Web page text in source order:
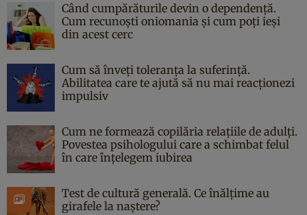
Când cumpărăturile devin o dependență.
Cum recunoști oniomania și cum poți ieși
din acest cerc
Cum să înveți toleranța la suferință.
Abilitatea care te ajută să nu mai reacționezi
impulsiv
Cum ne formează copilăria relațiile de adulți.
Povestea psihologului care a schimbat felul
în care înțelegem iubirea
Test de cultură generală. Ce înălțime au
girafele la naștere?